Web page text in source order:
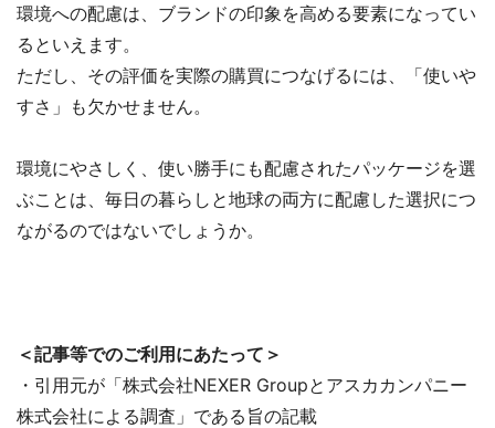
環境への配慮は、ブランドの印象を高める要素になってい
るといえます。
ただし、その評価を実際の購買につなげるには、「使いや
すさ」も欠かせません。
環境にやさしく、使い勝手にも配慮されたパッケージを選
ぶことは、毎日の暮らしと地球の両方に配慮した選択につ
ながるのではないでしょうか。
＜記事等でのご利用にあたって＞
・引用元が「株式会社NEXER Groupとアスカカンパニー
株式会社による調査」である旨の記載